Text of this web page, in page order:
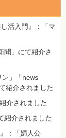
の構成（詳
起動した時点の
システムの復元
。この2つの方
これに対して、
には、コンピュ
め適切ではあり
活入門』：「マ
聞」にて紹介さ
ン」「news
紹介されました
介されました
紹介されました
：「婦人公